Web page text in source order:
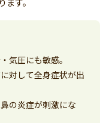
す。
気圧にも敏感。
対して全身症状が出
の炎症が刺激にな